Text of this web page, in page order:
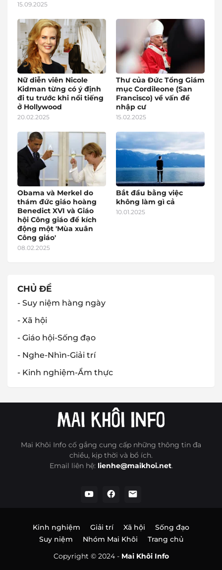
15.09.2025
Nữ diễn viên Nicole
Kidman từng có ý định
đi tu trước khi nổi tiếng
ở Hollywood
20.02.2025
Thư của Đức Tổng Giám
mục Cordileone (San
Francisco) về vấn đề
nhập cư
15.02.2025
Obama và Merkel do
thám đức giáo hoàng
Benedict XVI và Giáo
hội Công giáo để kích
động một 'Mùa xuân
Công giáo'
08.02.2025
Bắt đầu bằng việc
không làm gì cả
10.01.2025
CHỦ ĐỀ
- Suy niệm hàng ngày
- Xã hội
- Giáo hội-Sống đạo
- Nghe-Nhìn-Giải trí
- Kinh nghiệm-Ẩm thực
Mai Khôi Info cố gắng cung cấp những thông tin đa
chiều, kịp thời và bổ ích.
Email liên hệ: lienhe@maikhoi.net.
Copyright © 2024 - Mai Khôi Info
Kinh nghiệm Giải trí Xã hội
Sống đạo
Suy niệm
Nhóm Mai Khôi Trang chủ